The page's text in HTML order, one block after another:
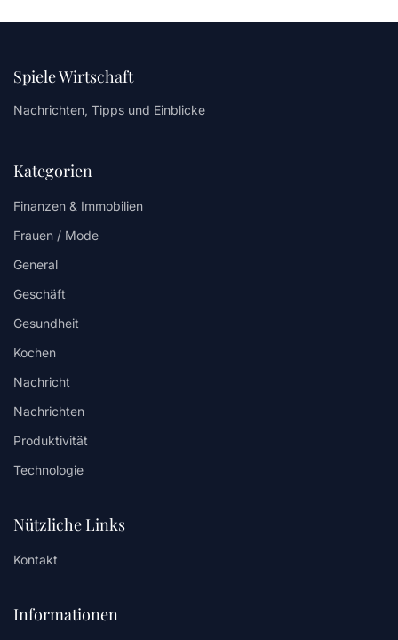
Spiele Wirtschaft
Nachrichten, Tipps und Einblicke
Kategorien
Finanzen & Immobilien
Frauen / Mode
General
Geschäft
Gesundheit
Kochen
Nachricht
Nachrichten
Produktivität
Technologie
Nützliche Links
Kontakt
Informationen